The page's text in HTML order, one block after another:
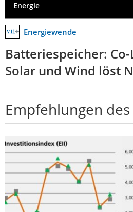
Energie
Energiewende
Batteriespeicher:
Solar und Wind löst
Empfehlungen des